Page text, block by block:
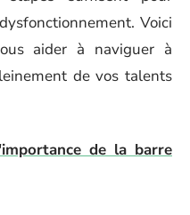
Voici
aider à naviguer à
de vos talents
de la barre